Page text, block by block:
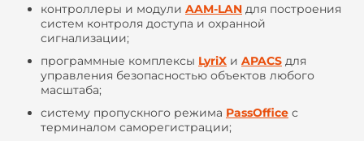
контроллеры и модули AAM-LAN для построения
систем контроля доступа и охранной
сигнализации;
программные комплексы LyriX и APACS для
управления безопасностью объектов любого
масштаба;
систему пропускного режима PassOffice с
терминалом саморегистрации;